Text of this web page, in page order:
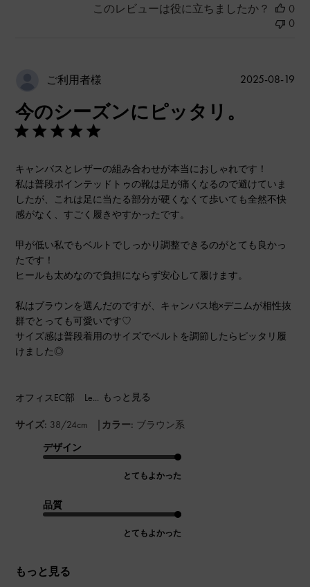
このレビューは役に立ちましたか？
0
0
ご利用者様
今のシーズンにピッタリ。
キャンバスとレザーの組み合わせが本当におしゃれです！
私は普段ポインテッドトゥの靴は足が痛くなるので避けていま
したが、これは足に当たる部分が硬くなくて歩いても全然不快
感がなく、すごく履きやすかったです。
甲が低い私でもベルトでしっかり調整できるのがとても良かっ
たです！
ヒールも太めなので負担にならず安心して履けます。
私はブラウンを選んだのですが、キャンバス地×デニムが相性抜
群でとっても可愛いです♡
サイズ感は普段着用のサイズでベルトを調節したらピッタリ履
けました◎
オフィスEC部 Le... もっと見る
サイズ: 38/24cm | カラー: ブラウン系
デザイン
とてもよかった
品質
とてもよかった
もっと見る
公
2025-08-19